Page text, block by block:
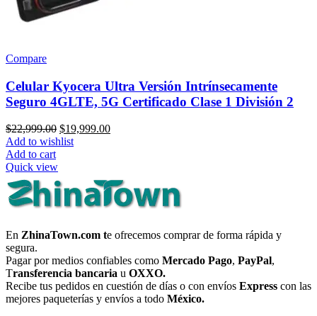
Compare
Celular Kyocera Ultra Versión Intrínsecamente
Seguro 4GLTE, 5G Certificado Clase 1 División 2
$22,999.00 Original
price
$19,999.00Current
Add to wishlist
Add to cart
Quick view
En ZhinaTown.com te ofrecemos comprar de forma rápida y
segura.
Pagar por medios confiables como Mercado Pago, PayPal,
Transferencia bancaria u OXXO.
Recibe tus pedidos en cuestión de días o con envíos Express con las
mejores paqueterías y envíos a todo México.